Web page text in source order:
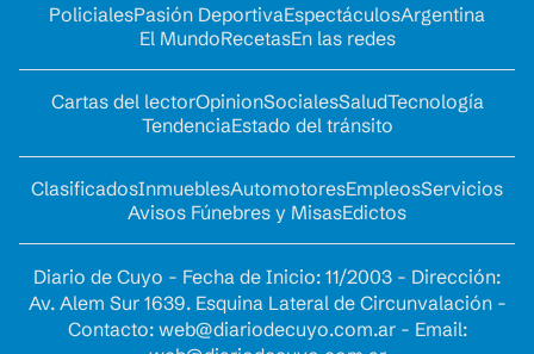
PolicialesPasión DeportivaEspectáculosArgentina
El MundoRecetasEn las redes
Cartas del lectorOpinionSocialesSaludTecnología
TendenciaEstado del tránsito
ClasificadosInmueblesAutomotoresEmpleosServicios
Avisos Fúnebres y MisasEdictos
Diario de Cuyo - Fecha de Inicio: 11/2003 - Dirección:
Av. Alem Sur 1639. Esquina Lateral de Circunvalación -
Contacto: web@diariodecuyo.com.ar- Email: